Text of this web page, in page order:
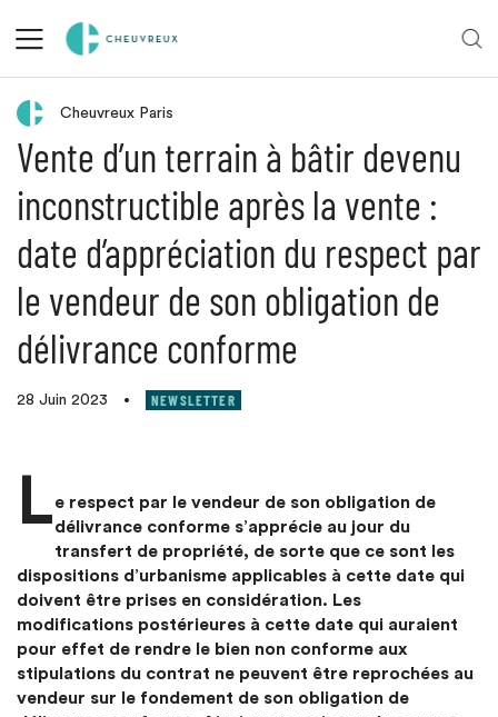
Retour aux actualités
Cheuvreux Paris
Vente d’un terrain à bâtir devenu
inconstructible après la vente :
date d’appréciation du respect par
le vendeur de son obligation de
délivrance conforme
28 Juin 2023 • NEWSLETTER
Le respect par le vendeur de son obligation de
délivrance conforme s’apprécie au jour du
transfert de propriété, de sorte que ce sont les
dispositions d’urbanisme applicables à cette date qui
doivent être prises en considération. Les
modifications postérieures à cette date qui auraient
pour effet de rendre le bien non conforme aux
stipulations du contrat ne peuvent être reprochées au
vendeur sur le fondement de son obligation de